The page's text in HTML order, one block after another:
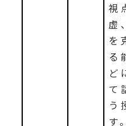
視
虚
を
る
ど
て
う
す